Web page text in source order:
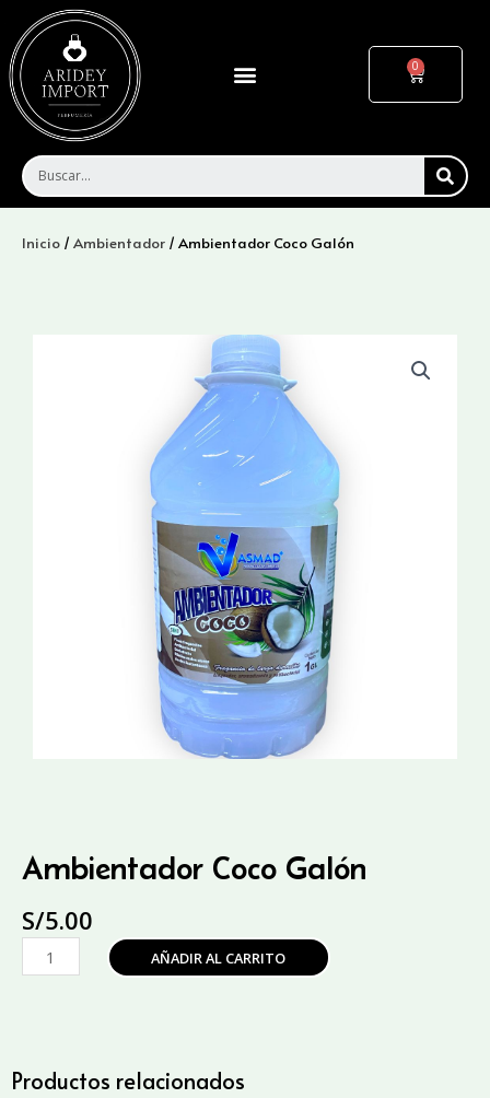
contenido
Menu Cart
Inicio / Ambientador / Ambientador Coco Galón
Ambientador Coco Galón
S/5.00
Ambientador
Coco
AÑADIR AL CARRITO
Productos relacionados